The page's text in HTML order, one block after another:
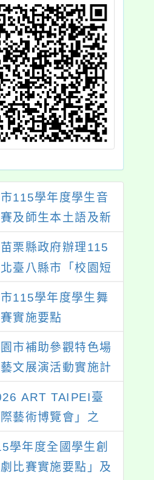
115學年度學生音
及師生本土語及新
歌謠比賽
栗縣政府辦理115
臺八縣市「校園短
115學年度學生舞
實施要點
園市補助參觀特色場
文展演活動實施計
ART TAIPEI臺
藝術博覽會」之
學年度全國學生創
比賽實施要點」及